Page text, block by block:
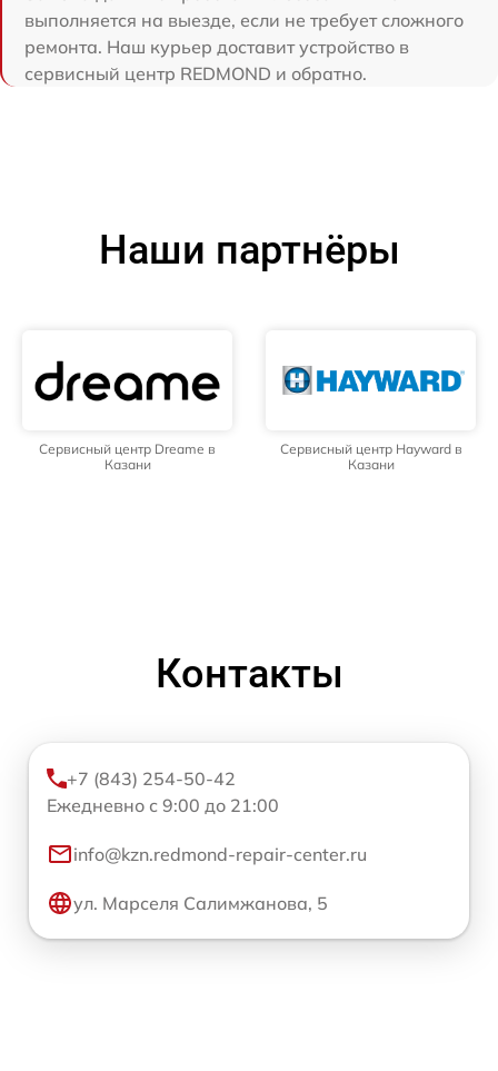
выполняется на выезде, если не требует сложного
ремонта. Наш курьер доставит устройство в
сервисный центр REDMOND и обратно.
Наши партнёры
Сервисный центр Dreame в
Казани
Сервисный центр Hayward в
Казани
Контакты
+7 (843) 254-50-42
Ежедневно с 9:00 до 21:00
info@kzn.redmond-repair-center.ru
ул. Марселя Салимжанова, 5